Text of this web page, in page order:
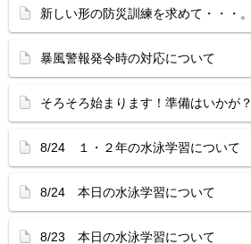
新しい形の防災訓練を求めて・・・。
暴風警報発令時の対応について
そろそろ始まります！準備はいかが？
8/24 １・２年の水泳学習について
8/24 本日の水泳学習について
8/23 本日の水泳学習について